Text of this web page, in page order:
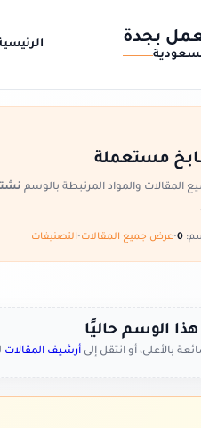
بجدة
مستعملة
والمواد المرتبطة بالوسم
•عرض جميع المقالات•التصنيفات
الوسم حاليًا
بالأعلى، أو انتقل إلى أرشيف المقالات